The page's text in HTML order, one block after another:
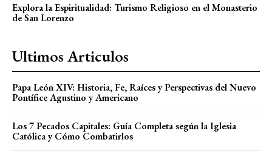
Explora la Espiritualidad: Turismo Religioso en el Monasterio
de San Lorenzo
Ultimos Articulos
Papa León XIV: Historia, Fe, Raíces y Perspectivas del Nuevo
Pontífice Agustino y Americano
Los 7 Pecados Capitales: Guía Completa según la Iglesia
Católica y Cómo Combatirlos